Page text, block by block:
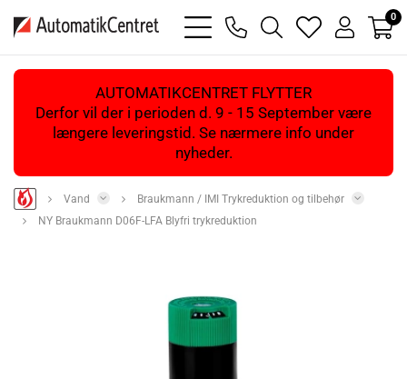
bars
light
phone
magnifying
glass
heart
light
user
light
0
AUTOMATIKCENTRET FLYTTER
Derfor vil der i perioden d. 9 - 15 September være
længere leveringstid. Se nærmere info under
nyheder.
Vand
Braukmann / IMI Trykreduktion og tilbehør
NY Braukmann D06F-LFA Blyfri trykreduktion